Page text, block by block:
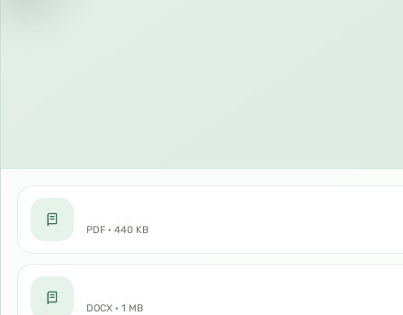
PDF · 440 KB
DOCX · 1 MB